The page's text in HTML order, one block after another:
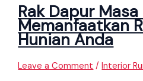
Rak Dapur
Memanfaatkan
Hunian Anda
Leave a Comment /Interior